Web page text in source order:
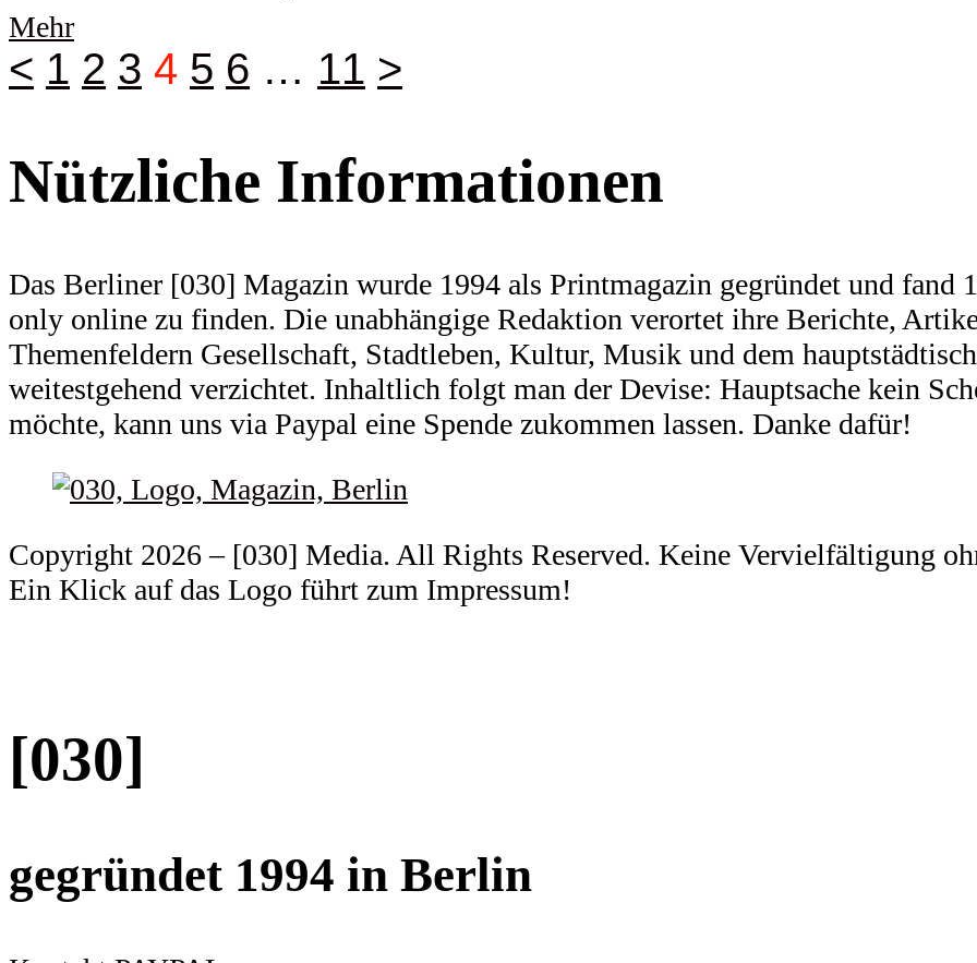
Mehr
< 1 2 3 4 5 6 … 11 >
Nützliche Informationen
Das Berliner [030] Magazin wurde 1994 als Printmagazin gegründet und fand
only online zu finden. Die unabhängige Redaktion verortet ihre Berichte,
Themenfeldern Gesellschaft, Stadtleben, Kultur, Musik und dem
weitestgehend verzichtet. Inhaltlich folgt man der Devise: Hauptsache kein
möchte, kann uns via Paypal eine Spende zukommen lassen. Danke dafür!
Copyright 2026 – [030] Media. All Rights Reserved. Keine Vervielfältigung
Ein Klick auf das Logo führt zum Impressum!
[030]
gegründet 1994 in Berlin